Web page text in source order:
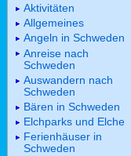
Aktivitäten
Allgemeines
Angeln in Schweden
Anreise nach
Schweden
Auswandern nach
Schweden
Bären in Schweden
Elchparks und Elche
Ferienhäuser in
Schweden